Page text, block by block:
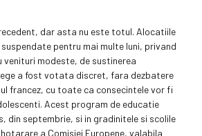
dar asta nu este totul. Alocatiile
pentru mai multe luni, privand
venituri modeste, de sustinerea
a fost votata discret, fara dezbatere
francez, cu toate ca consecintele vor fi
Acest program de educatie
din septembrie, si in gradinitele si scolile
a Comisiei Europene, valabila